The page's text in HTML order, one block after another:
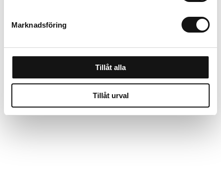
Marknadsföring
Tillåt alla
Tillåt urval